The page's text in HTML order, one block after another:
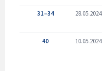
31–34 28.05.2024
40 10.05.2024